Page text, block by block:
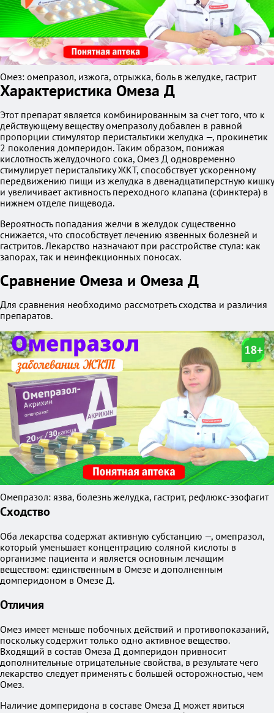
Омез: омепразол, изжога, отрыжка, боль в желудке, гастрит
Характеристика Омеза Д
Этот препарат является комбинированным за счет того, что к
действующему веществу омепразолу добавлен в равной
пропорции стимулятор перистальтики желудка —, прокинетик
2 поколения домперидон. Таким образом, понижая
кислотность желудочного сока, Омез Д одновременно
стимулирует перистальтику ЖКТ, способствует ускоренному
передвижению пищи из желудка в двенадцатиперстную кишку
и увеличивает активность переходного клапана (сфинктера) в
нижнем отделе пищевода.
Вероятность попадания желчи в желудок существенно
снижается, что способствует лечению язвенных болезней и
гастритов. Лекарство назначают при расстройстве стула: как
запорах, так и неинфекционных поносах.
Сравнение Омеза и Омеза Д
Для сравнения необходимо рассмотреть сходства и различия
препаратов.
Омепразол: язва, болезнь желудка, гастрит, рефлюкс-эзофагит
Сходство
Оба лекарства содержат активную субстанцию —, омепразол,
который уменьшает концентрацию соляной кислоты в
организме пациента и является основным лечащим
веществом: единственным в Омезе и дополненным
домперидоном в Омезе Д.
Отличия
Омез имеет меньше побочных действий и противопоказаний,
поскольку содержит только одно активное вещество.
Входящий в состав Омеза Д домперидон привносит
дополнительные отрицательные свойства, в результате чего
лекарство следует применять с большей осторожностью, чем
Омез.
Наличие домперидона в составе Омеза Д может явиться